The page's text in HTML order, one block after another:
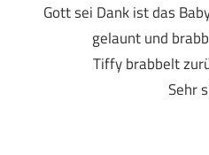
Gott sei Dank ist das
gelaunt und
Tiffy brabbelt
Sehr